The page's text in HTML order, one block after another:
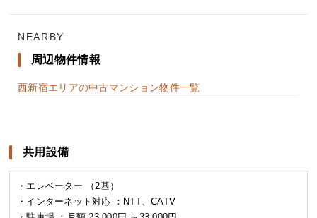
NEARBY
周辺物件情報
西新宿エリアの中古マンション物件一覧
共用設備
・エレベーター （2基）
・インターネット対応 ：NTT、CATV